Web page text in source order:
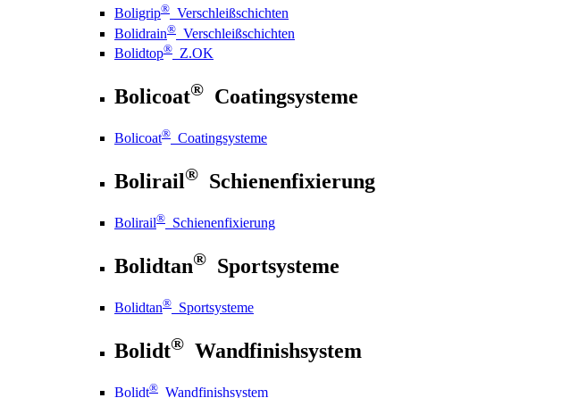
Boligrip® Verschleißschichten
Bolidrain® Verschleißschichten
Bolidtop® Z.OK
Bolicoat® Coatingsysteme
Bolicoat® Coatingsysteme
Bolirail® Schienenfixierung
Bolirail® Schienenfixierung
Bolidtan® Sportsysteme
Bolidtan® Sportsysteme
Bolidt® Wandfinishsystem
Bolidt® Wandfinishsystem